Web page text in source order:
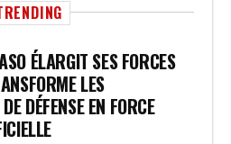
ÉLARGIT SES FORCES
LES
DÉFENSE EN FORCE